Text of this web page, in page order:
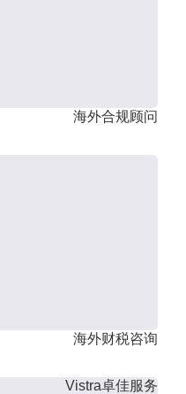
海外合规顾问
海外财税咨询
Vistra卓佳服务